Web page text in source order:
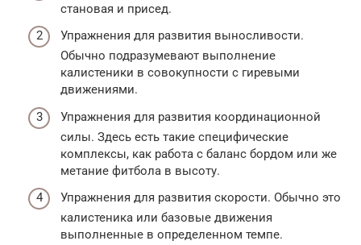
становая и присед.
Упражнения для развития выносливости.
Обычно подразумевают выполнение
калистеники в совокупности с гиревыми
движениями.
Упражнения для развития координационной
силы. Здесь есть такие специфические
комплексы, как работа с баланс бордом или же
метание фитбола в высоту.
Упражнения для развития скорости. Обычно это
калистеника или базовые движения
выполненные в определенном темпе.